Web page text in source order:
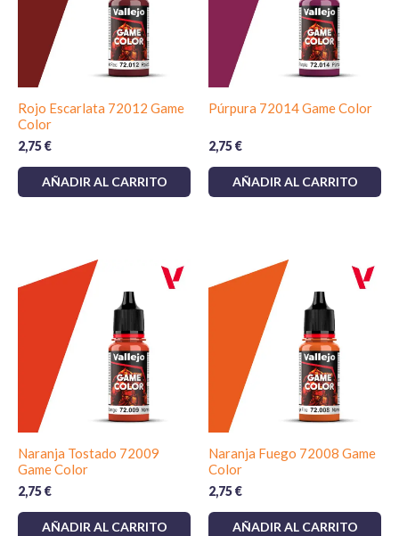
Rojo Escarlata 72012 Game
Color
2,75€
AÑADIR AL CARRITO
Púrpura 72014 Game Color
2,75€
AÑADIR AL CARRITO
Naranja Tostado 72009
Game Color
2,75€
AÑADIR AL CARRITO
Naranja Fuego 72008 Game
Color
2,75€
AÑADIR AL CARRITO